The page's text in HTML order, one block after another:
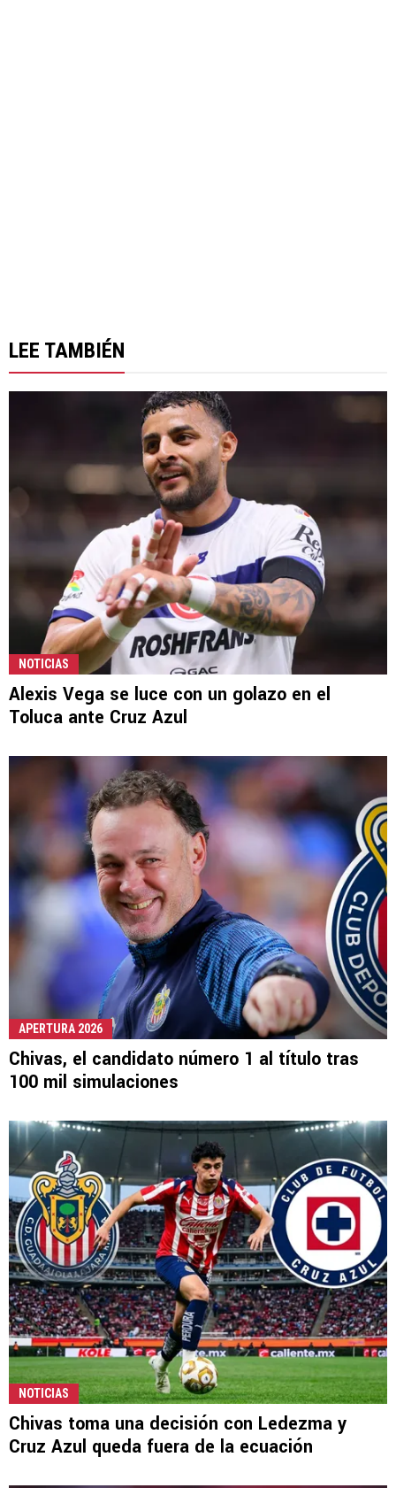
LEE TAMBIÉN
NOTICIAS
Alexis Vega se luce con un golazo en el
Toluca ante Cruz Azul
APERTURA 2026
Chivas, el candidato número 1 al título tras
100 mil simulaciones
NOTICIAS
Chivas toma una decisión con Ledezma y
Cruz Azul queda fuera de la ecuación